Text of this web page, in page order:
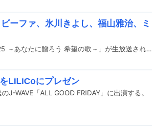
ーファ、氷川きよし、福山雅治、ミ
8月9日19:30よりNHK総合で音楽特番「MUSIC GIFT 2025 ～あなたに贈ろう 希望の歌～」が生放送される。
LiLiCoにプレゼン
J-WAVE「ALL GOOD FRIDAY」に出演する。